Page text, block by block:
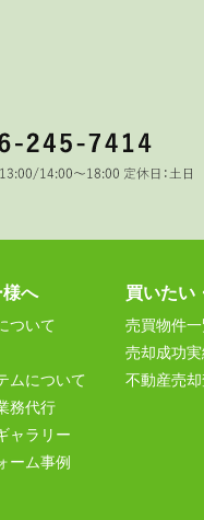
様へ
ついて
ムについて
務代行
ャラリー
ーム事例
買いたい
売買物件
売却成功
不動産売